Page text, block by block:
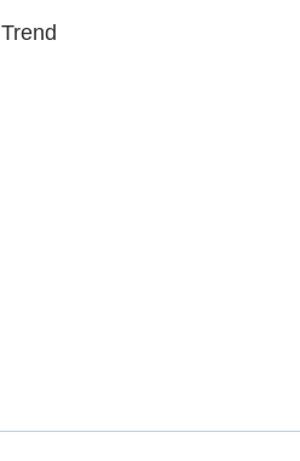
Trend